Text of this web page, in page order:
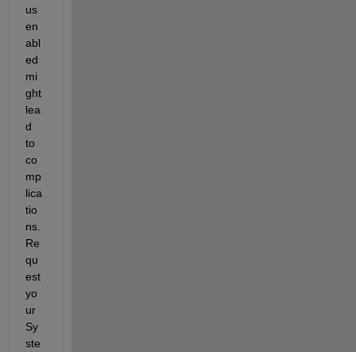
us
en
abl
ed
mi
ght
lea
d
to
co
mp
lica
tio
ns.
Re
qu
est
yo
ur
Sy
ste